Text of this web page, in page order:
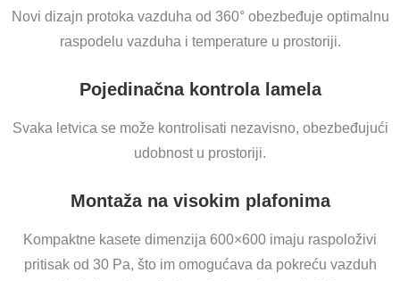
Novi dizajn protoka vazduha od 360° obezbeđuje optimalnu
raspodelu vazduha i temperature u prostoriji.
Pojedinačna kontrola lamela
Svaka letvica se može kontrolisati nezavisno, obezbeđujući
udobnost u prostoriji.
Montaža na visokim plafonima
Kompaktne kasete dimenzija 600×600 imaju raspoloživi
pritisak od 30 Pa, što im omogućava da pokreću vazduh